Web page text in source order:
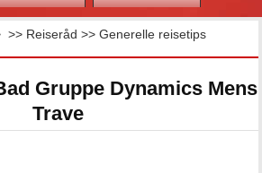
>> Reiseråd >> Generelle reisetips
Gruppe Dynamics Mens
Trave